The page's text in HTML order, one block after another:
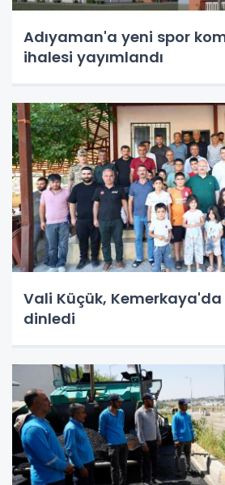
Adıyaman'a yeni spor
ihalesi yayımlandı
Vali Küçük,
dinledi